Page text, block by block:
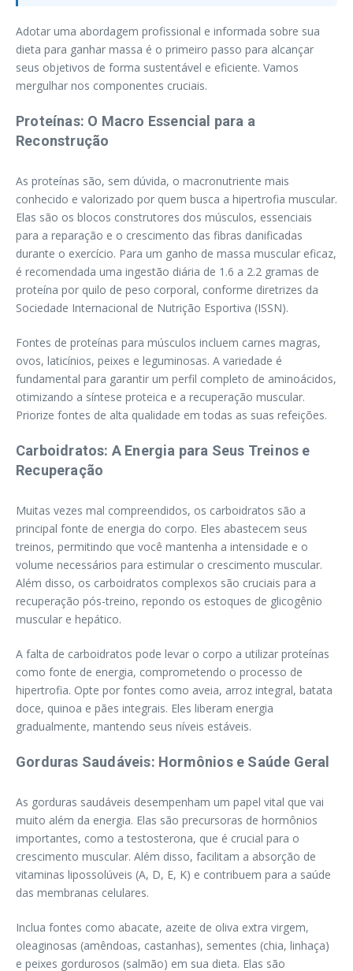
Adotar uma abordagem profissional e informada sobre sua
dieta para ganhar massa é o primeiro passo para alcançar
seus objetivos de forma sustentável e eficiente. Vamos
mergulhar nos componentes cruciais.
Proteínas: O Macro Essencial para a
Reconstrução
As proteínas são, sem dúvida, o macronutriente mais
conhecido e valorizado por quem busca a hipertrofia muscular.
Elas são os blocos construtores dos músculos, essenciais
para a reparação e o crescimento das fibras danificadas
durante o exercício. Para um ganho de massa muscular eficaz,
é recomendada uma ingestão diária de 1.6 a 2.2 gramas de
proteína por quilo de peso corporal, conforme diretrizes da
Sociedade Internacional de Nutrição Esportiva (ISSN).
Fontes de proteínas para músculos incluem carnes magras,
ovos, laticínios, peixes e leguminosas. A variedade é
fundamental para garantir um perfil completo de aminoácidos,
otimizando a síntese proteica e a recuperação muscular.
Priorize fontes de alta qualidade em todas as suas refeições.
Carboidratos: A Energia para Seus Treinos e
Recuperação
Muitas vezes mal compreendidos, os carboidratos são a
principal fonte de energia do corpo. Eles abastecem seus
treinos, permitindo que você mantenha a intensidade e o
volume necessários para estimular o crescimento muscular.
Além disso, os carboidratos complexos são cruciais para a
recuperação pós-treino, repondo os estoques de glicogênio
muscular e hepático.
A falta de carboidratos pode levar o corpo a utilizar proteínas
como fonte de energia, comprometendo o processo de
hipertrofia. Opte por fontes como aveia, arroz integral, batata
doce, quinoa e pães integrais. Eles liberam energia
gradualmente, mantendo seus níveis estáveis.
Gorduras Saudáveis: Hormônios e Saúde Geral
As gorduras saudáveis desempenham um papel vital que vai
muito além da energia. Elas são precursoras de hormônios
importantes, como a testosterona, que é crucial para o
crescimento muscular. Além disso, facilitam a absorção de
vitaminas lipossolúveis (A, D, E, K) e contribuem para a saúde
das membranas celulares.
Inclua fontes como abacate, azeite de oliva extra virgem,
oleaginosas (amêndoas, castanhas), sementes (chia, linhaça)
e peixes gordurosos (salmão) em sua dieta. Elas são